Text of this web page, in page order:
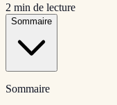
2 min de lecture
Sommaire
Sommaire